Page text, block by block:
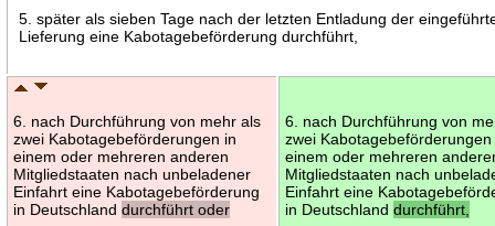
5. später als sieben Tage nach der letzten Entladung der
Lieferung eine Kabotagebeförderung durchführt,
6. nach Durchführung von mehr als
zwei Kabotagebeförderungen in
einem oder mehreren anderen
Mitgliedstaaten nach unbeladener
Einfahrt eine Kabotagebeförderung
in Deutschlanddurchführt oder
6. nach Durchführung von
zwei Kabotagebeförderungen
einem oder mehreren
Mitgliedstaaten nach
Einfahrt eine
in Deutschlanddurchführt,